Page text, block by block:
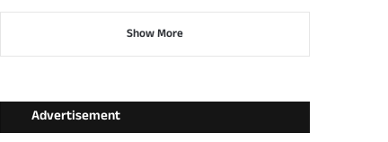
Show More
Advertisement